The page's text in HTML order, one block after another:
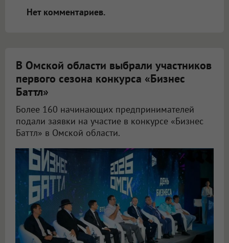
Нет комментариев.
В Омской области выбрали участников
первого сезона конкурса «Бизнес
Баттл»
Более 160 начинающих предпринимателей
подали заявки на участие в конкурсе «Бизнес
Баттл» в Омской области.